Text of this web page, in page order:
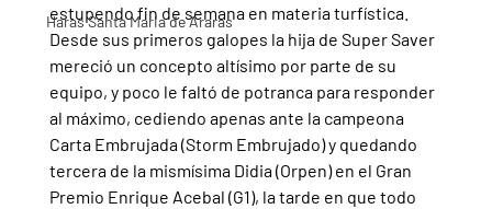
Haras Santa Maria de Araras
estupendo fin de semana en materia turfística.
Desde sus primeros galopes la hija de Super Saver
mereció un concepto altísimo por parte de su
equipo, y poco le faltó de potranca para responder
al máximo, cediendo apenas ante la campeona
Carta Embrujada (Storm Embrujado) y quedando
tercera de la mismísima Didia (Orpen) en el Gran
Premio Enrique Acebal (G1), la tarde en que todo